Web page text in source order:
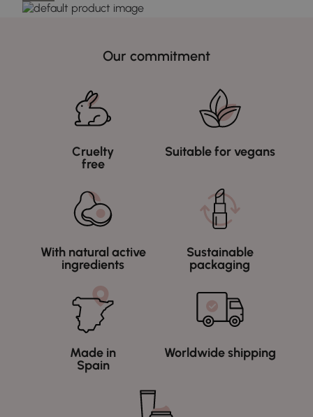
Our commitment
Cruelty
free
Suitable for vegans
With natural active
ingredients
Sustainable
packaging
Made in
Spain
Worldwide shipping